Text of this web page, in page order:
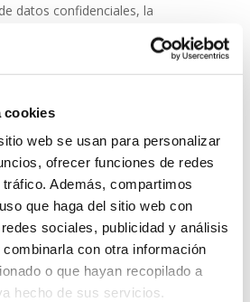
cookies
web se usan para personalizar
ofrecer funciones de redes
Además, compartimos
que haga del sitio web con
sociales, publicidad y análisis
con otra información
o que hayan recopilado a
hecho de sus servicios.
datos confidenciales, la
protección antivirusno
sino una inversión
versiones adaptadas para
con consolas de
y escaneos programados. De
que todos los
estén seguros, actualizados y
somos?